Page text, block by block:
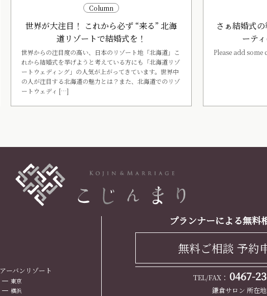
Column
世界が大注目！ これから必ず “来る” 北海
道リゾートで結婚式を！
世界からの注目度の高い、日本のリゾート地「北海道」こ
れから結婚式を挙げようと考えている方にも「北海道リゾ
ートウェディング」の人気が上がってきています。世界中
の人が注目する北海道の魅力とは？また、北海道でのリゾ
ートウェディ […]
さぁ結婚式
ーテ
Please add some
アーバンリゾート
東京
横浜
プランナーによる無料
無料ご相談 予約
TEL/FAX： 0467-
鎌倉サロン 所在